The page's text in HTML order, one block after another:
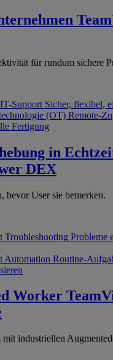
für rundum sichere
Support Sicher, flexibel,
(OT) Remote-
Fertigung
in
DEX
bevor User sie bemerken.
Troubleshooting Probleme
Automation Routine-
Worker
industriellen